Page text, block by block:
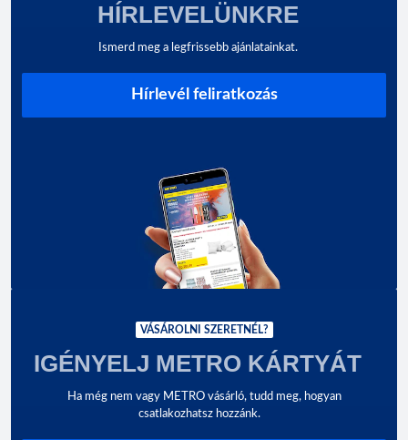
HÍRLEVELÜNKRE
Ismerd meg a legfrissebb ajánlatainkat.
Hírlevél feliratkozás
VÁSÁROLNI SZERETNÉL?
IGÉNYELJ METRO KÁRTYÁT
Ha még nem vagy METRO vásárló, tudd meg, hogyan
csatlakozhatsz hozzánk.